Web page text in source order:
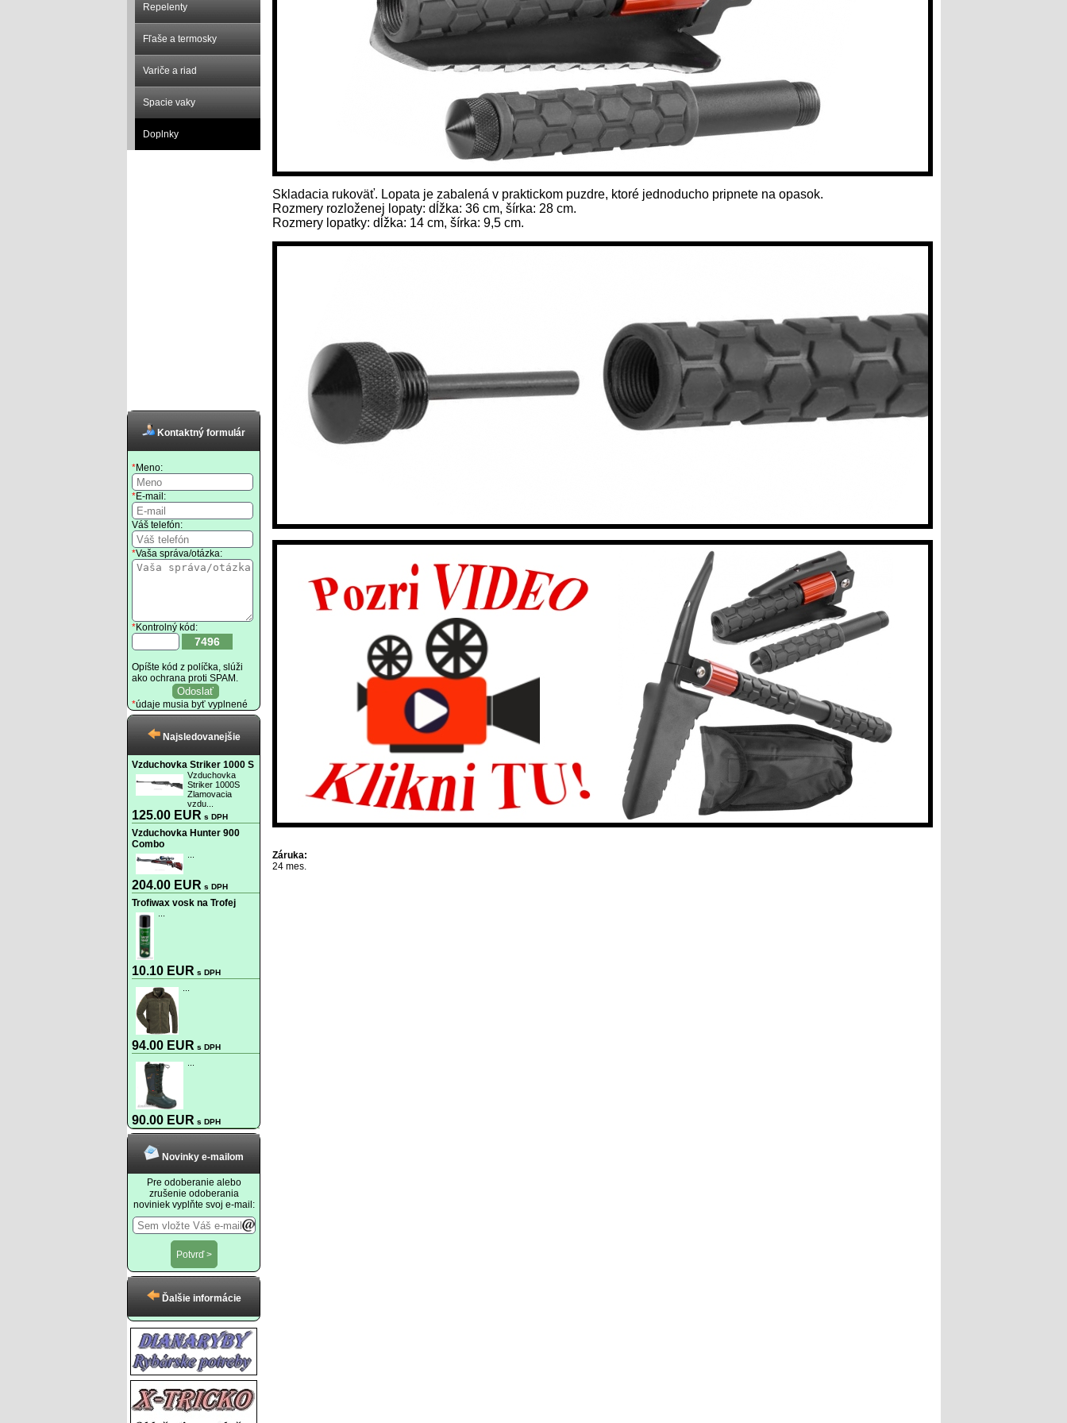
Repelenty
Fľaše a termosky
Variče a riad
Spacie vaky
Doplnky
Kontaktný formulár
*Meno:
*E-mail:
Váš telefón:
*Vaša správa/otázka:
*Kontrolný kód:
7496
Opíšte kód z políčka, slúži
ako ochrana proti SPAM.
*údaje musia byť vyplnené
Najsledovanejšie
Vzduchovka Striker 1000 S
Vzduchovka
Striker 1000S
Zlamovacia
vzdu...
125.00 EUR s DPH
Vzduchovka Hunter 900
Combo
204.00 EUR s DPH
Trofiwax vosk na Trofej
10.10 EUR s DPH
94.00 EUR s DPH
90.00 EUR s DPH
Novinky e-mailom
Pre odoberanie alebo
zrušenie odoberania
noviniek vyplňte svoj e-mail:
Ďalšie informácie
Skladacia rukoväť. Lopata je zabalená v praktickom puzdre, ktoré jednoducho pripnete na opasok.
Rozmery rozloženej lopaty: dĺžka: 36 cm, šírka: 28 cm.
Rozmery lopatky: dĺžka: 14 cm, šírka: 9,5 cm.
Záruka:
24 mes.